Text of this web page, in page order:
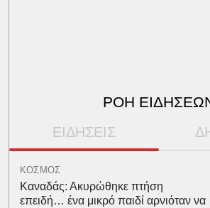
ΡΟΗ
ΕΙΔΗΣΕΙΣ
ΚΟΣΜΟΣ
Καναδάς: Ακυρώθηκε πτήση
επειδή… ένα μικρό παιδί αρνιόταν να